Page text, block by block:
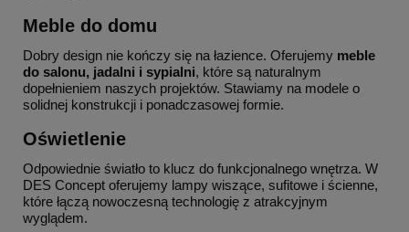
Meble do domu
Dobry design nie kończy się na łazience. Oferujemy meble
do salonu, jadalni i sypialni, które są naturalnym
dopełnieniem naszych projektów. Stawiamy na modele o
solidnej konstrukcji i ponadczasowej formie.
Oświetlenie
Odpowiednie światło to klucz do funkcjonalnego wnętrza. W
DES Concept oferujemy lampy wiszące, sufitowe i ścienne,
które łączą nowoczesną technologię z atrakcyjnym
wyglądem.